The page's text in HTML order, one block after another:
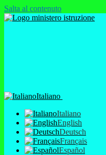
Salta al contenuto
Italiano
Italiano
English
Deutsch
Français
Español